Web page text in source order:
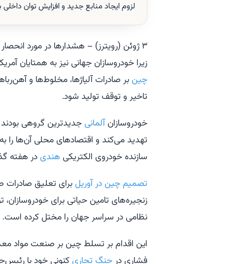
لزوم ایجاد منابع جدید و افزایش توان
۳ ژوئن (رویترز) – هشدارها در مورد
زیرا خودروسازان جهانی نیز به همتایان
چین بر صادرات آلیاژها، مخلوط‌ها و
تاخیر و توقف تولید شود.
خودروسازانآلمانی جدیدترین گروهی
تهدید می‌کند و اقتصادهای محلی آن‌ها را
سازنده خودروی الکتریکی هندی در هفته
تصمیم چین در آوریل برای تعلیق صادرات
زنجیره‌های تامین حیاتی برای
نظامی در سراسر جهان را مختل کرده است.
این اقدام بر تسلط چین بر صنعت مواد
فشاری در جنگ تجاری کنونی خود با